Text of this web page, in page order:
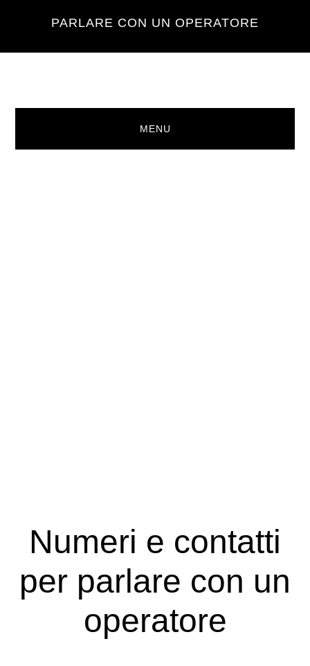
main
footer
PARLARE CON UN OPERATORE
MENU
Numeri e contatti
per parlare con un
operatore